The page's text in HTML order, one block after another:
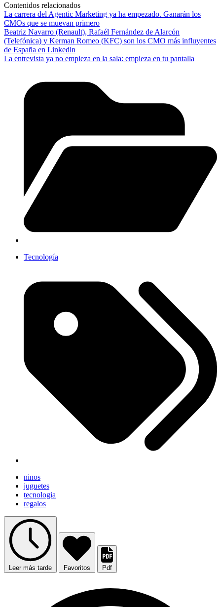
Contenidos relacionados
La carrera del Agentic Marketing ya ha empezado. Ganarán los
CMOs que se muevan primero
Beatriz Navarro (Renault), Rafaél Fernández de Alarcón
(Telefónica) y Kerman Romeo (KFC) son los CMO más influyentes
de España en Linkedin
La entrevista ya no empieza en la sala: empieza en tu pantalla
Tecnología
ninos
juguetes
tecnologia
regalos
Leer más tarde Favoritos Pdf